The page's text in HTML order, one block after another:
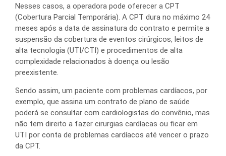
Nesses casos, a operadora pode oferecer a CPT
(Cobertura Parcial Temporária). A CPT dura no máximo 24
meses após a data de assinatura do contrato e permite a
suspensão da cobertura de eventos cirúrgicos, leitos de
alta tecnologia (UTI/CTI) e procedimentos de alta
complexidade relacionados à doença ou lesão
preexistente.
Sendo assim, um paciente com problemas cardíacos, por
exemplo, que assina um contrato de plano de saúde
poderá se consultar com cardiologistas do convênio, mas
não tem direito a fazer cirurgias cardíacas ou ficar em
UTI por conta de problemas cardíacos até vencer o prazo
da CPT.